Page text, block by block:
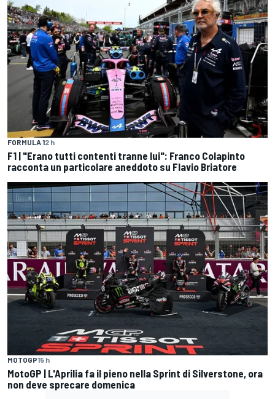
FORMULA 12 h
F1 | "Erano tutti contenti tranne lui": Franco Colapinto
racconta un particolare aneddoto su Flavio Briatore
MOTOGP15 h
MotoGP | L'Aprilia fa il pieno nella Sprint di Silverstone, ora
non deve sprecare domenica